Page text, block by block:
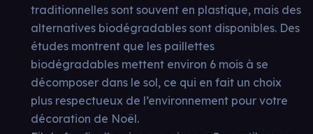
traditionnelles sont souvent en plastique, mais des
alternatives biodégradables sont disponibles. Des
études montrent que les paillettes
biodégradables mettent environ 6 mois à se
décomposer dans le sol, ce qui en fait un choix
plus respectueux de l’environnement pour votre
décoration de Noël.